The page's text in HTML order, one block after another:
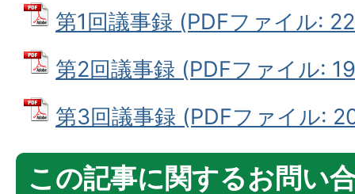
第1回議事録 (PDFファイル:
第2回議事録 (PDFファイル:
第3回議事録 (PDFファイル:
この記事に関するお問い